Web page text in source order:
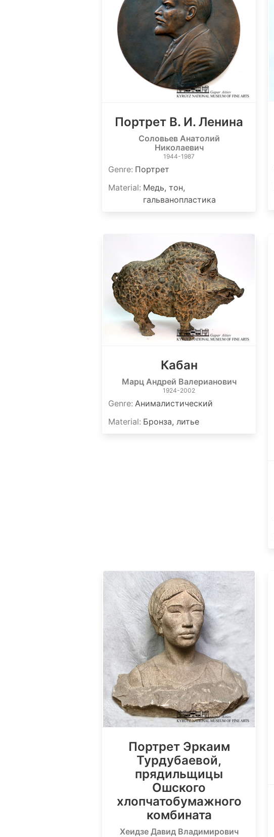
Портрет В. И. Ленина
Соловьев Анатолий
Николаевич
1944-1987
Genre: Портрет
Material: Медь, тон,
гальванопластика
Кабан
Марц Андрей Валерианович
1924-2002
Genre: Анималистический
Material: Бронза, литье
Портрет Эркаим
Турдубаевой,
прядильщицы
Ошского
хлопчатобумажного
комбината
Хеидзе Давид Владимирович